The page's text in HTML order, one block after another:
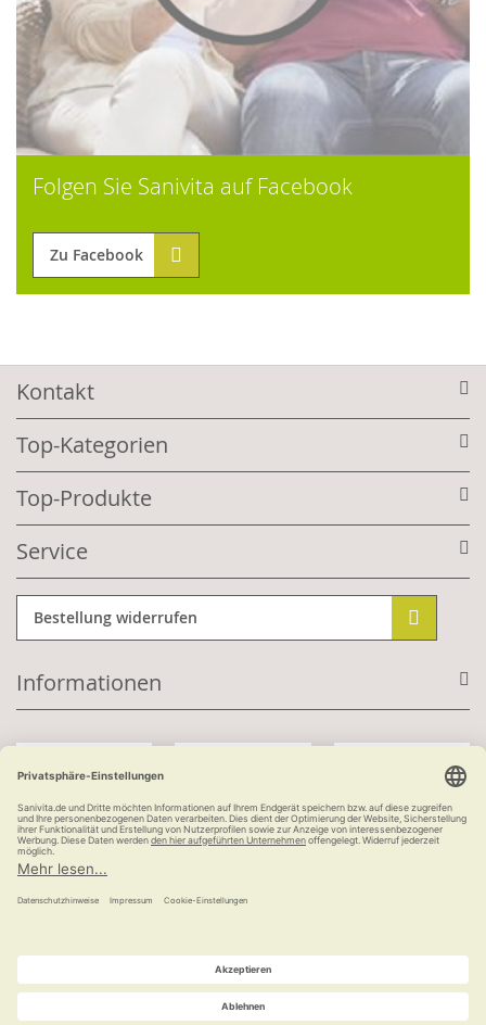
Folgen Sie Sanivita auf Facebook
Zu Facebook
Kontakt
Top-Kategorien
Top-Produkte
Service
Bestellung widerrufen
Informationen
Kauf auf Rechnung
versandkostenfrei